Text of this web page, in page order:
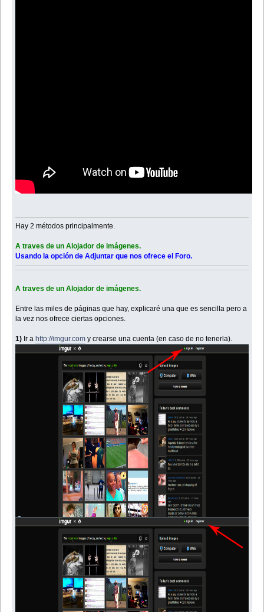
Hay 2 métodos principalmente.
A traves de un Alojador de imágenes.
Usando la opción de Adjuntar que nos ofrece el Foro.
A traves de un Alojador de imágenes.
Entre las miles de páginas que hay, explicaré una que es sencilla pero a
la vez nos ofrece ciertas opciones.
1) Ir a http://imgur.com y crearse una cuenta (en caso de no tenerla).